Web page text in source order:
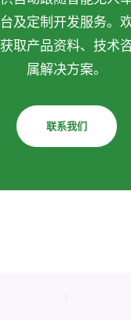
及定制开发服务。
取产品资料、技术
属解决方案。
联系我们